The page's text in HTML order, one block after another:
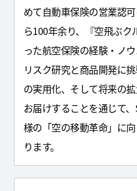
めて自動車保険の営業認
ら100年余り、『空飛ぶ
った航空保険の経験・ノ
リスク研究と商品開発に
の実用化、そして将来の
お届けすることを通じて
様の「空の移動革命」に
ります。